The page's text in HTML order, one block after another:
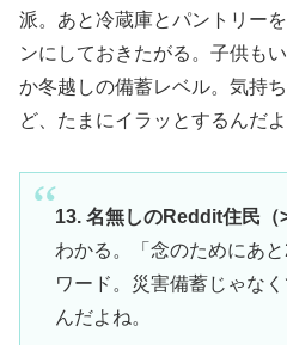
派。あと冷蔵庫とパントリー
ンにしておきたがる。子供も
か冬越しの備蓄レベル。気持
ど、たまにイラッとするんだよ
13. 名無しのReddit住民（
わかる。「念のためにあ
ワード。災害備蓄じゃな
んだよね。